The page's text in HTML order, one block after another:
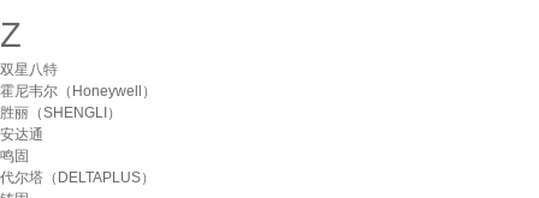
Z
双星八特
霍尼韦尔（Honeywell）
胜丽（SHENGLI）
安达通
鸣固
代尔塔（DELTAPLUS）